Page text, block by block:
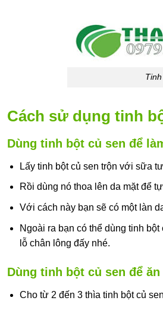
Cách sử dụng tinh
Dùng tinh bột củ sen để
Lấy tinh bột củ sen trộn với sữa
Rồi dùng nó thoa lên da mặt để
Với cách này bạn sẽ có một làn
Ngoài ra bạn có thể dùng tinh
lỗ chân lông đấy nhé.
Dùng tinh bột củ sen để
Cho từ 2 đến 3 thìa tinh bột củ